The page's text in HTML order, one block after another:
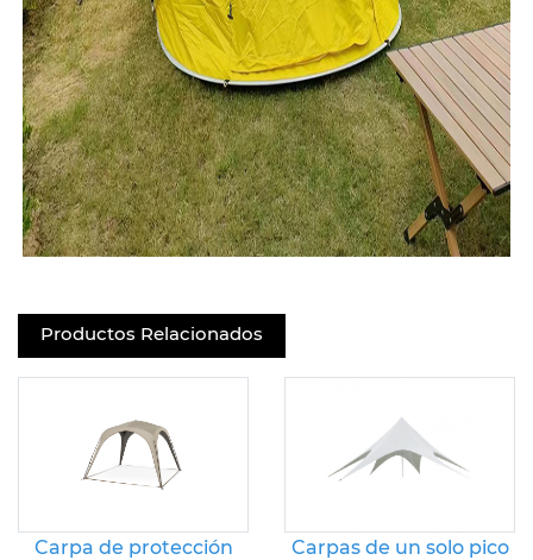
Productos Relacionados
Carpa de protección
Carpas de un solo pico